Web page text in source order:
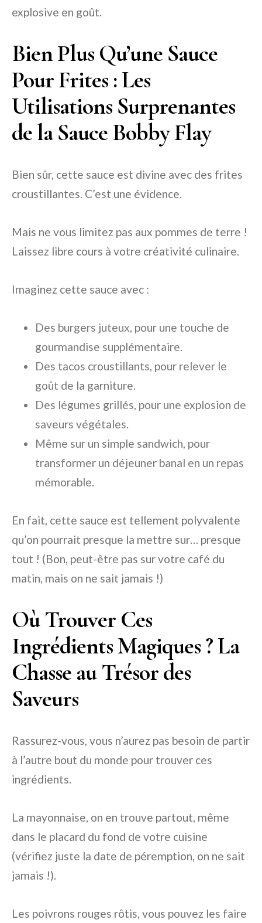
explosive en goût.
Bien Plus Qu’une Sauce
Pour Frites : Les
Utilisations Surprenantes
de la Sauce Bobby Flay
Bien sûr, cette sauce est divine avec des frites
croustillantes. C’est une évidence.
Mais ne vous limitez pas aux pommes de terre !
Laissez libre cours à votre créativité culinaire.
Imaginez cette sauce avec :
Des burgers juteux, pour une touche de
gourmandise supplémentaire.
Des tacos croustillants, pour relever le
goût de la garniture.
Des légumes grillés, pour une explosion de
saveurs végétales.
Même sur un simple sandwich, pour
transformer un déjeuner banal en un repas
mémorable.
En fait, cette sauce est tellement polyvalente
qu’on pourrait presque la mettre sur… presque
tout ! (Bon, peut-être pas sur votre café du
matin, mais on ne sait jamais !)
Où Trouver Ces
Ingrédients Magiques ? La
Chasse au Trésor des
Saveurs
Rassurez-vous, vous n’aurez pas besoin de partir
à l’autre bout du monde pour trouver ces
ingrédients.
La mayonnaise, on en trouve partout, même
dans le placard du fond de votre cuisine
(vérifiez juste la date de péremption, on ne sait
jamais !).
Les poivrons rouges rôtis, vous pouvez les faire